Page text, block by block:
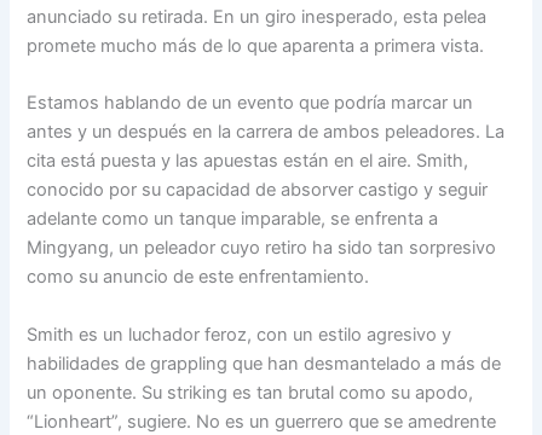
anunciado su retirada. En un giro inesperado, esta pelea
promete mucho más de lo que aparenta a primera vista.
Estamos hablando de un evento que podría marcar un
antes y un después en la carrera de ambos peleadores. La
cita está puesta y las apuestas están en el aire. Smith,
conocido por su capacidad de absorver castigo y seguir
adelante como un tanque imparable, se enfrenta a
Mingyang, un peleador cuyo retiro ha sido tan sorpresivo
como su anuncio de este enfrentamiento.
Smith es un luchador feroz, con un estilo agresivo y
habilidades de grappling que han desmantelado a más de
un oponente. Su striking es tan brutal como su apodo,
“Lionheart”, sugiere. No es un guerrero que se amedrente